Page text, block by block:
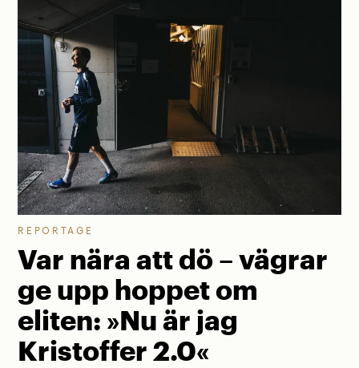
REPORTAGE
Var nära att dö – vägrar
ge upp hoppet om
eliten: »Nu är jag
Kristoffer 2.0«